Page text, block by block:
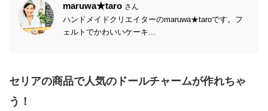
maruwa★taro さん
ハンドメイドクリエイターのmaruwa★taroです。フ
ェルトでかわいいケーキ...
セリアの商品で人気のドールチャームが作れちゃ
う！